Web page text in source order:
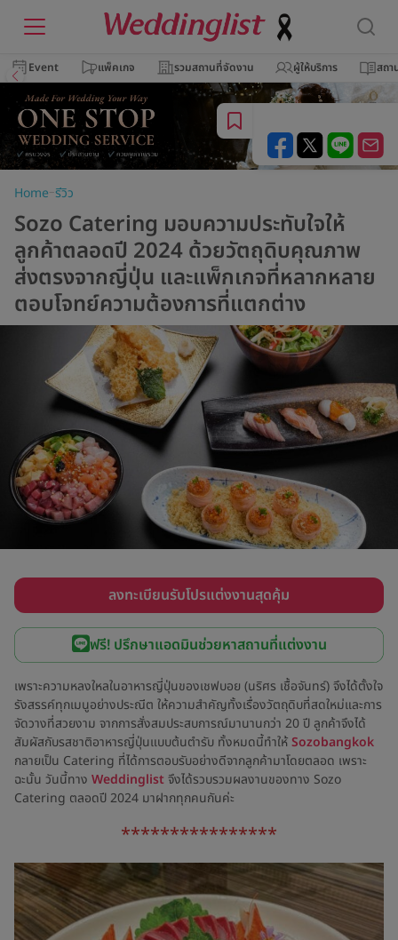
Event แพ็คเกจ รวมสถานที่จัดงาน ผู้ให้บริการ สถา
Home–รีวิว
Sozo Catering มอบความประทับใจให้
ลูกค้าตลอดปี 2024 ด้วยวัตถุดิบคุณภาพ
ส่งตรงจากญี่ปุ่น และแพ็กเกจที่หลากหลาย
ตอบโจทย์ความต้องการที่แตกต่าง
ลงทะเบียนรับโปรแต่งงานสุดคุ้ม
ฟรี! ปรึกษาแอดมินช่วยหาสถานที่แต่งงาน
เพราะความหลงใหลในอาหารญี่ปุ่นของเชฟบอย (นริศร เชื้อจันทร์) จึงได้ตั้งใจ
รังสรรค์ทุกเมนูอย่างประณีต ให้ความสำคัญทั้งเรื่องวัตถุดิบที่สดใหม่และการ
จัดวางที่สวยงาม จากการสั่งสมประสบการณ์มานานกว่า 20 ปี ลูกค้าจึงได้
สัมผัสกับรสชาติอาหารญี่ปุ่นแบบต้นตำรับ ทั้งหมดนี้ทำให้Sozobangkok
กลายเป็น Catering ที่ได้การตอบรับอย่างดีจากลูกค้ามาโดยตลอด เพราะ
ฉะนั้น วันนี้ทาง Weddinglistจึงได้รวบรวมผลงานของทาง Sozo
Catering ตลอดปี 2024 มาฝากทุกคนกันค่ะ
****************